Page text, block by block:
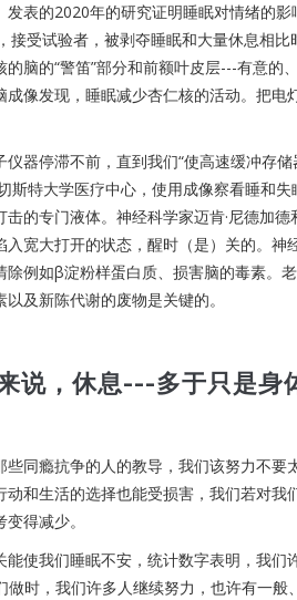
发表的2020年的研究证明睡眠对情绪的
接受试验者，被剥夺睡眠和大量休息相
脑的“警笛”部分和前额叶皮层---有意
像发现，睡眠减少杏仁核的活动。把电
仪器停滞不前，直到我们“使高速缓冲存
斯特大学医疗中心，使用成像察看睡和
击的专门液体。神经科学家迈肯·尼德加
入宽大打开的状态，醒时（是）关的。
除例如β淀粉样蛋白质、损害脑的毒素。
及新陈代谢的废物是关键的。
说，休息---多于只是身
些同瘾抗争的人的教导，我们该努力不
动和生活的选择也能受损害，我们若对
得减少。
能使我们睡眠不安，统计数字表明，我
做时，我们许多人继续努力，也许有一般